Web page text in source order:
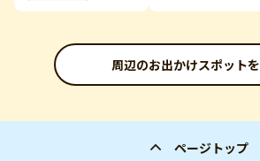
周辺のお出かけスポット
ページトップ